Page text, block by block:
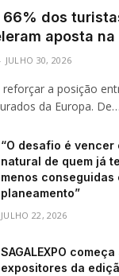
66% dos
aposta
JULHO 30, 2026
a posição
da Europa. De…
“O desafio é vencer
natural de quem já
menos conseguidas
planeamento”
JULHO 22, 2026
SAGALEXPO
expositores da